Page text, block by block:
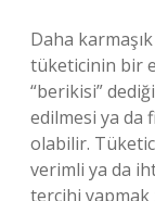
Daha
tüketicinin bir
“berikisi”
edilmesi ya da
olabilir.
verimli ya da
tercihi yapmak